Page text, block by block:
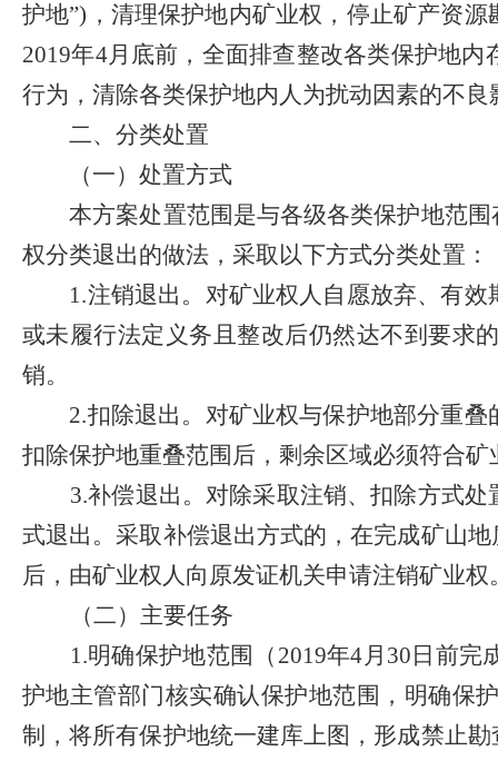
护地”) ，清理保护地内矿业权，停止矿产资
2019年4月底前，全面排查整改各类保护地
行为，清除各类保护地内人为扰动因素的不良
二、分类处置
（一）处置方式
本方案处置范围是与各级各类保护地范
权分类退出的做法，采取以下方式分类处置：
1.注销退出。 对矿业权人自愿放弃、有
或未履行法定义务且整改后仍然达不到要求
销。
2.扣除退出。 对矿业权与保护地部分重
扣除保护地重叠范围后，剩余区域必须符合
3.补偿退出。对除采取注销、扣除方式
式退出。采取补偿退出方式的，在完成矿山
后，由矿业权人向原发证机关申请注销矿业权
（二）主要任务
1.明确保护地范围（ 2019年4月 30 日前完
护地主管部门核实确认保护地范围，明确保
制，将所有保护地统一建库上图，形成禁止